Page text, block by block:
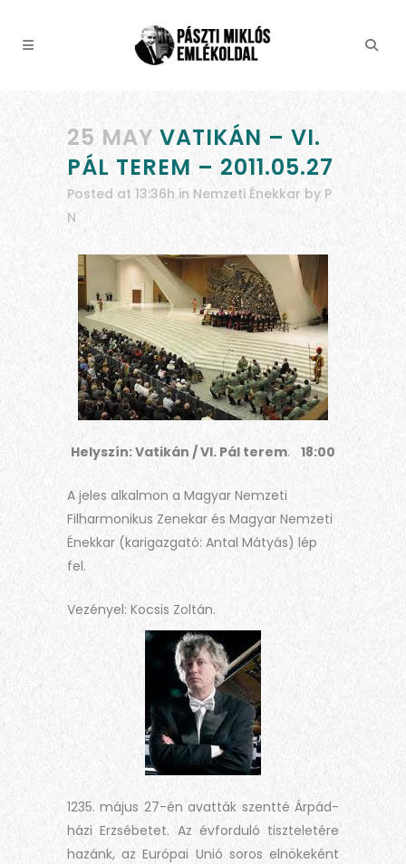
25 MAY VATIKÁN – VI.
PÁL TEREM – 2011.05.27
Posted at 13:36h in Nemzeti Énekkar by P
N
Helyszín: Vatikán / VI. Pál terem. 18:00
A jeles alkalmon a Magyar Nemzeti
Filharmonikus Zenekar és Magyar Nemzeti
Énekkar (karigazgató: Antal Mátyás) lép
fel.
Vezényel: Kocsis Zoltán.
1235. május 27-én avatták szentté Árpád-
házi Erzsébetet. Az évforduló tiszteletére
hazánk, az Európai Unió soros elnökeként